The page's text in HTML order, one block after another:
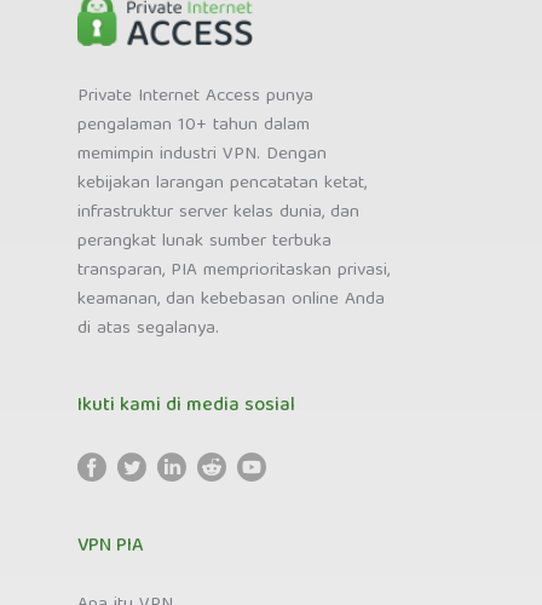
Private Internet Access punya
pengalaman 10+ tahun dalam
memimpin industri VPN. Dengan
kebijakan larangan pencatatan ketat,
infrastruktur server kelas dunia, dan
perangkat lunak sumber terbuka
transparan, PIA memprioritaskan privasi,
keamanan, dan kebebasan online Anda
di atas segalanya.
Ikuti kami di media sosial
VPN PIA